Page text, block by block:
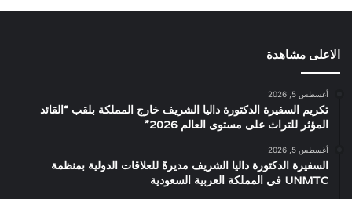
الاعلى مشاهدة
أغسطس 5, 2026
تكريم السفيرة الدكتورة داليا الشريف خارج المملكة بلقب “القائد
المؤثر للتراث على مستوى العالم 2026”
أغسطس 5, 2026
السفيرة الدكتورة داليا الشريف مديرةً للعلاقات الدولية بمنظمة
UNMTC في المملكة العربية السعودية